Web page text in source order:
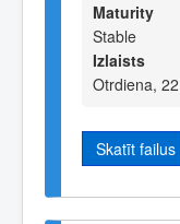
Maturity
Stable
Izlaists
Otrdiena,
Skatīt failus